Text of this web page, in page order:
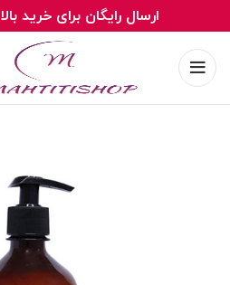
ارسال رایگان برای خرید بالا 5,000,000 تومان